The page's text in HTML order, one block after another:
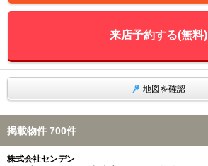
来店予約する(無料)
地図を確認
掲載物件 700件
株式会社センデン